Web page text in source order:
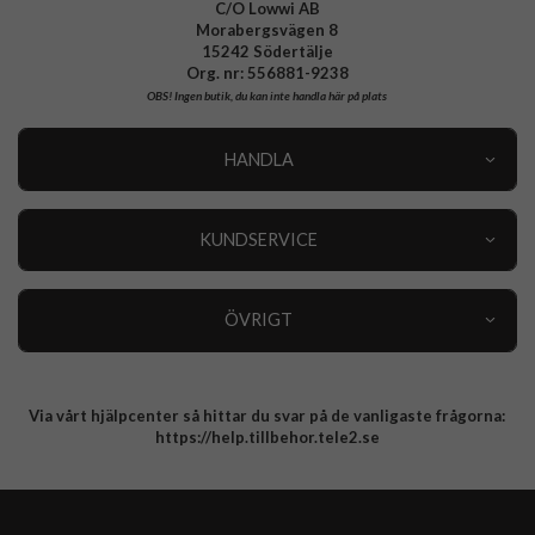
C/O Lowwi AB
Morabergsvägen 8
15242 Södertälje
Org. nr: 556881-9238
OBS!Ingen butik, du kan inte handla här på plats
HANDLA
KUNDSERVICE
ÖVRIGT
Integritetspolicy
Via vårt hjälpcenter så hittar du svar på de vanligaste frågorna:
https://help.tillbehor.tele2.se